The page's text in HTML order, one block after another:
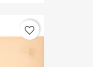
favorite_border